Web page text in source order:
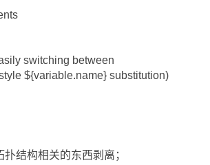
switching between
${variable.name} substitution)
结构相关的东西剥离；